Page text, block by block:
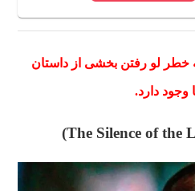
خطر لو رفتن بخشی از داستان
وجود دارد.
The Silence of the
)